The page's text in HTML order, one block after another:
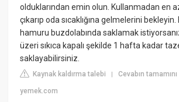
olduklarından emin olun. Kullanmadan en
çıkarıp oda sıcaklığına gelmelerini
hamuru buzdolabında saklamak
üzeri sıkıca kapalı şekilde 1 hafta kadar
saklayabilirsiniz.
Kaynak kaldırma talebi |Cevabın
yemek.com